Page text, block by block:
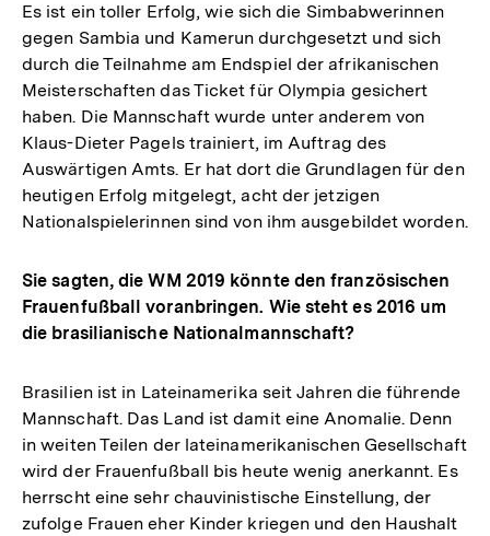
Es ist ein toller Erfolg, wie sich die Simbabwerinnen
gegen Sambia und Kamerun durchgesetzt und sich
durch die Teilnahme am Endspiel der afrikanischen
Meisterschaften das Ticket für Olympia gesichert
haben. Die Mannschaft wurde unter anderem von
Klaus-Dieter Pagels trainiert, im Auftrag des
Auswärtigen Amts. Er hat dort die Grundlagen für den
heutigen Erfolg mitgelegt, acht der jetzigen
Nationalspielerinnen sind von ihm ausgebildet worden.
Sie sagten, die WM 2019 könnte den französischen
Frauenfußball voranbringen. Wie steht es 2016 um
die brasilianische Nationalmannschaft?
Brasilien ist in Lateinamerika seit Jahren die führende
Mannschaft. Das Land ist damit eine Anomalie. Denn
in weiten Teilen der lateinamerikanischen Gesellschaft
wird der Frauenfußball bis heute wenig anerkannt. Es
herrscht eine sehr chauvinistische Einstellung, der
zufolge Frauen eher Kinder kriegen und den Haushalt